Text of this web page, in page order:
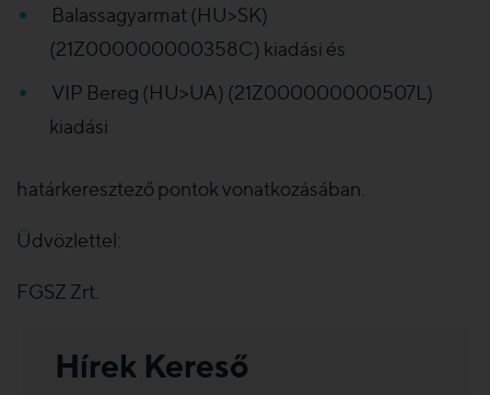
Balassagyarmat (HU>SK)
(21Z000000000358C) kiadási és
VIP Bereg (HU>UA) (21Z000000000507L)
kiadási
határkeresztező pontok vonatkozásában.
Üdvözlettel:
FGSZ Zrt.
Hírek Kereső